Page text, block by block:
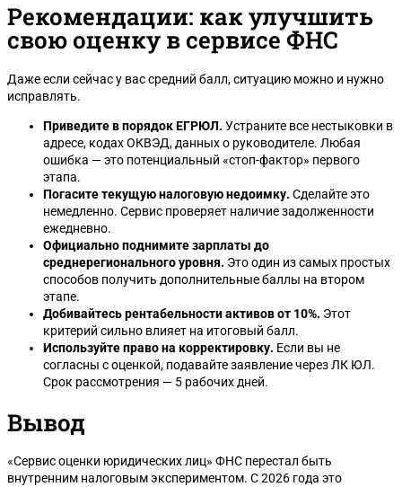
Рекомендации: как улучшить
свою оценку в сервисе ФНС
Даже если сейчас у вас средний балл, ситуацию можно и нужно
исправлять.
Приведите в порядок ЕГРЮЛ. Устраните все нестыковки в
адресе, кодах ОКВЭД, данных о руководителе. Любая
ошибка — это потенциальный «стоп-фактор» первого
этапа.
Погасите текущую налоговую недоимку. Сделайте это
немедленно. Сервис проверяет наличие задолженности
ежедневно.
Официально поднимите зарплаты до
среднерегионального уровня. Это один из самых простых
способов получить дополнительные баллы на втором
этапе.
Добивайтесь рентабельности активов от 10%. Этот
критерий сильно влияет на итоговый балл.
Используйте право на корректировку. Если вы не
согласны с оценкой, подавайте заявление через ЛК ЮЛ.
Срок рассмотрения — 5 рабочих дней.
Вывод
«Сервис оценки юридических лиц» ФНС перестал быть
внутренним налоговым экспериментом. С 2026 года это